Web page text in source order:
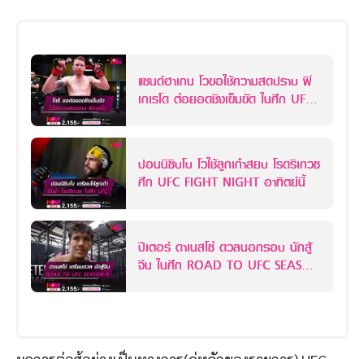
แซนด์ฮาเกน โวขอใช้ความสดปราบ ฟิ
เกเรโด ต่อยอดชิงเข็มขัด ในศึก UFC
ปอนนิซิบโบ โวใช้ลูกเก๋าสยบ โรดริเกวซ
ศึก UFC FIGHT NIGHT อาทิตย์นี้
ปีเตอร์ ดาเนสโซ่ ดวลนอกรอบ นักสู้
จีน ในศึก ROAD TO UFC SEASON